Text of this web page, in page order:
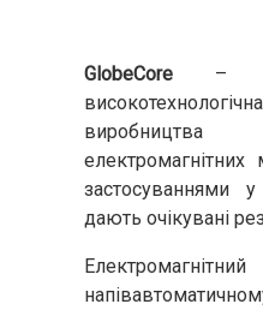
GlobeCore –
застосуваннями
дають очікувані